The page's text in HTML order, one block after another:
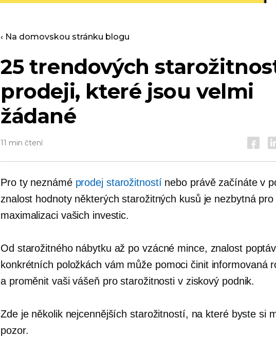
‹ Na domovskou stránku blogu
25 trendových
prodeji, které jsou velmi
žádané
11 min čtení
Pro ty neznámé prodej starožitnostínebo právě začínáte v
znalost hodnoty některých starožitných kusů je nezbytná pro
maximalizaci vašich investic.
Od starožitného nábytku až po vzácné mince, znalost
konkrétních položkách vám může pomoci činit informovaná
a proměnit vaši vášeň pro starožitnosti v ziskový podnik.
Zde je několik nejcennějších starožitností, na které byste si
pozor.